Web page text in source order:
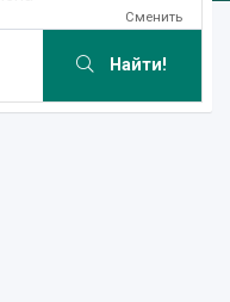
Сменить
Найти!